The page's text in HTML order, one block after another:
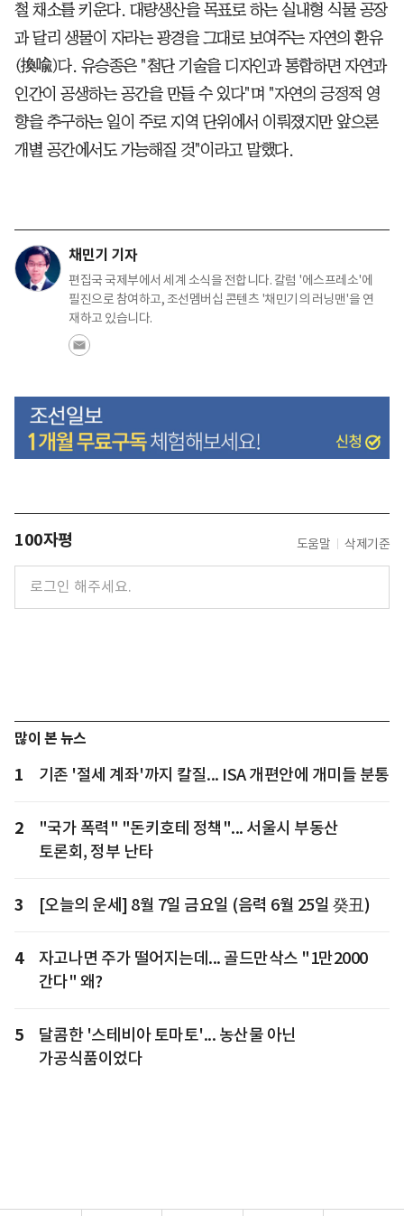
철 채소를 키운다. 대량생산을 목표로 하는 실내형 식물 공장
과 달리 생물이 자라는 광경을 그대로 보여주는 자연의 환유
(換喩)다. 유승종은 "첨단 기술을 디자인과 통합하면 자연과
인간이 공생하는 공간을 만들 수 있다"며 "자연의 긍정적 영
향을 추구하는 일이 주로 지역 단위에서 이뤄졌지만 앞으론
개별 공간에서도 가능해질 것"이라고 말했다.
채민기 기자
편집국 국제부에서 세계 소식을 전합니다. 칼럼 '에스프레소'에
필진으로 참여하고, 조선멤버십 콘텐츠 '채민기의 러닝맨'을 연
재하고 있습니다.
100자평 도움말 삭제기준
많이 본 뉴스
1 기존 '절세 계좌'까지 칼질... ISA 개편안에 개미들 분통
2
"국가 폭력" "돈키호테 정책"... 서울시 부동산
토론회, 정부 난타
3 [오늘의 운세] 8월 7일 금요일 (음력 6월 25일 癸丑)
4
자고나면 주가 떨어지는데... 골드만삭스 "1만2000
간다" 왜?
5
달콤한 '스테비아 토마토'... 농산물 아닌
가공식품이었다